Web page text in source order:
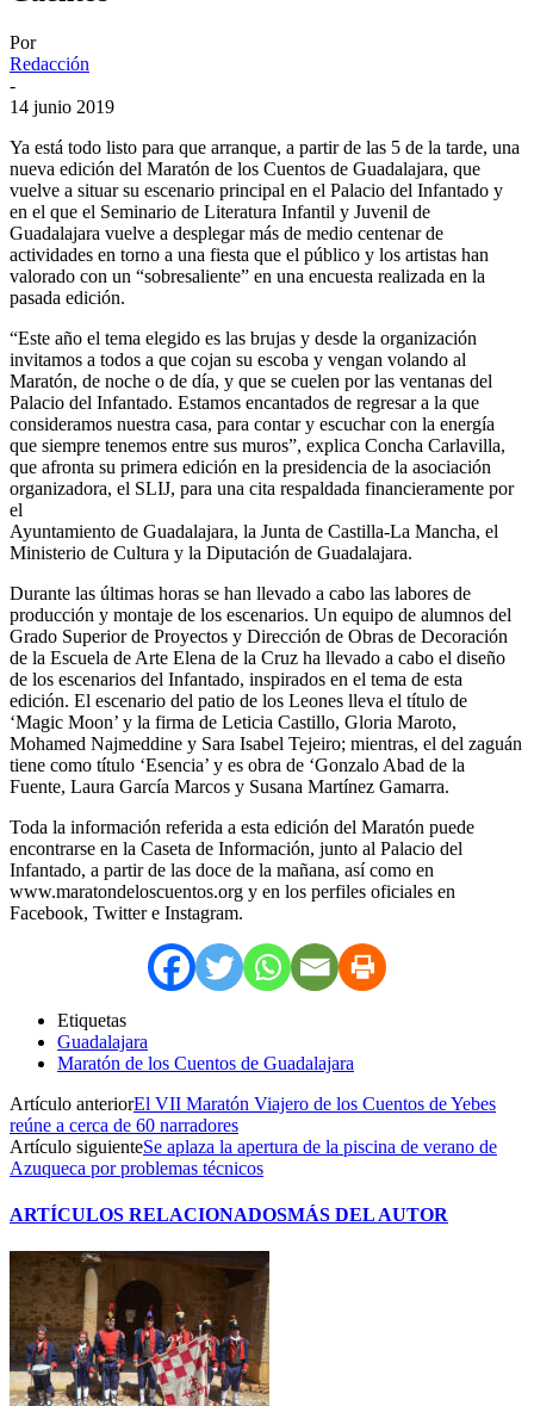
Por
Redacción
-
14 junio 2019
Ya está todo listo para que arranque, a partir de las 5 de la tarde, una
nueva edición del Maratón de los Cuentos de Guadalajara, que
vuelve a situar su escenario principal en el Palacio del Infantado y
en el que el Seminario de Literatura Infantil y Juvenil de
Guadalajara vuelve a desplegar más de medio centenar de
actividades en torno a una fiesta que el público y los artistas han
valorado con un “sobresaliente” en una encuesta realizada en la
pasada edición.
“Este año el tema elegido es las brujas y desde la organización
invitamos a todos a que cojan su escoba y vengan volando al
Maratón, de noche o de día, y que se cuelen por las ventanas del
Palacio del Infantado. Estamos encantados de regresar a la que
consideramos nuestra casa, para contar y escuchar con la energía
que siempre tenemos entre sus muros”, explica Concha Carlavilla,
que afronta su primera edición en la presidencia de la asociación
organizadora, el SLIJ, para una cita respaldada financieramente por
el
Ayuntamiento de Guadalajara, la Junta de Castilla-La Mancha, el
Ministerio de Cultura y la Diputación de Guadalajara.
Durante las últimas horas se han llevado a cabo las labores de
producción y montaje de los escenarios. Un equipo de alumnos del
Grado Superior de Proyectos y Dirección de Obras de Decoración
de la Escuela de Arte Elena de la Cruz ha llevado a cabo el diseño
de los escenarios del Infantado, inspirados en el tema de esta
edición. El escenario del patio de los Leones lleva el título de
‘Magic Moon’ y la firma de Leticia Castillo, Gloria Maroto,
Mohamed Najmeddine y Sara Isabel Tejeiro; mientras, el del zaguán
tiene como título ‘Esencia’ y es obra de ‘Gonzalo Abad de la
Fuente, Laura García Marcos y Susana Martínez Gamarra.
Toda la información referida a esta edición del Maratón puede
encontrarse en la Caseta de Información, junto al Palacio del
Infantado, a partir de las doce de la mañana, así como en
www.maratondeloscuentos.org y en los perfiles oficiales en
Facebook, Twitter e Instagram.
Etiquetas
Guadalajara
Maratón de los Cuentos de Guadalajara
Artículo anteriorEl VII Maratón Viajero de los Cuentos de Yebes
reúne a cerca de 60 narradores
Artículo siguienteSe aplaza la apertura de la piscina de verano de
Azuqueca por problemas técnicos
ARTÍCULOS RELACIONADOSMÁS DEL AUTOR